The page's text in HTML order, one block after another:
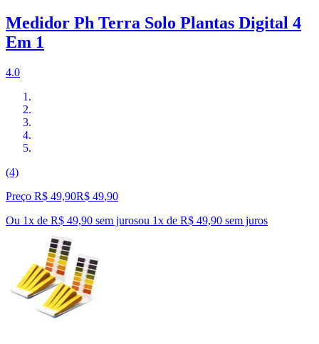
Medidor Ph Terra Solo Plantas Digital 4
Em 1
4.0
(4)
Preço R$ 49,90R$ 49,90
Ou 1x de R$ 49,90 sem jurosou 1x de R$ 49,90 sem juros